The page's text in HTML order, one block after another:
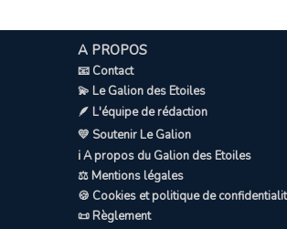
A PROPOS
📧 Contact
💫 Le Galion des Etoiles
🪶 L'équipe de rédaction
💛 Soutenir Le Galion
ℹ️ A propos du Galion des Etoiles
⚖️ Mentions légales
🍪 Cookies et politique de
📜 Règlement